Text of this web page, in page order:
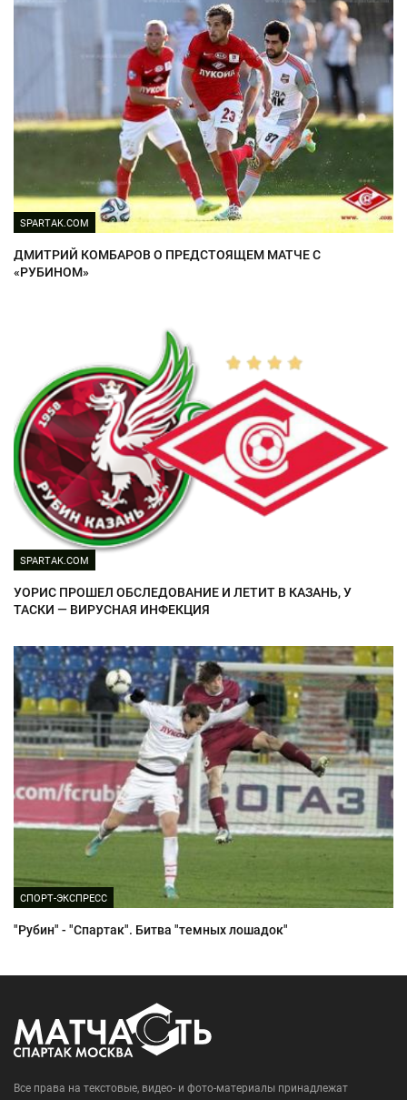
SPARTAK.COM
ДМИТРИЙ КОМБАРОВ О ПРЕДСТОЯЩЕМ МАТЧЕ С
«РУБИНОМ»
SPARTAK.COM
УОРИС ПРОШЕЛ ОБСЛЕДОВАНИЕ И ЛЕТИТ В КАЗАНЬ, У
ТАСКИ — ВИРУСНАЯ ИНФЕКЦИЯ
СПОРТ-ЭКСПРЕСС
"Рубин" - "Спартак". Битва "темных лошадок"
Все права на текстовые, видео- и фото-материалы принадлежат